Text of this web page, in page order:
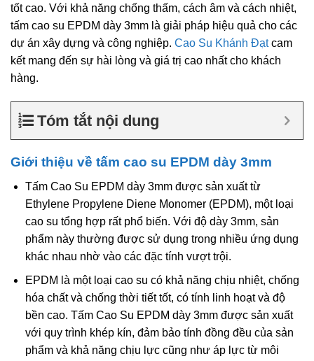
tốt cao. Với khả năng chống thấm, cách âm và cách nhiệt,
tấm cao su EPDM dày 3mm là giải pháp hiệu quả cho các
dự án xây dựng và công nghiệp. Cao Su Khánh Đạtcam
kết mang đến sự hài lòng và giá trị cao nhất cho khách
hàng.
Tóm tắt nội dung
Giới thiệu về tấm cao su EPDM dày 3mm
Tấm Cao Su EPDM dày 3mm được sản xuất từ
Ethylene Propylene Diene Monomer (EPDM), một loại
cao su tổng hợp rất phổ biến. Với độ dày 3mm, sản
phẩm này thường được sử dụng trong nhiều ứng dụng
khác nhau nhờ vào các đặc tính vượt trội.
EPDM là một loại cao su có khả năng chịu nhiệt, chống
hóa chất và chống thời tiết tốt, có tính linh hoạt và độ
bền cao. Tấm Cao Su EPDM dày 3mm được sản xuất
với quy trình khép kín, đảm bảo tính đồng đều của sản
phẩm và khả năng chịu lực cũng như áp lực từ môi